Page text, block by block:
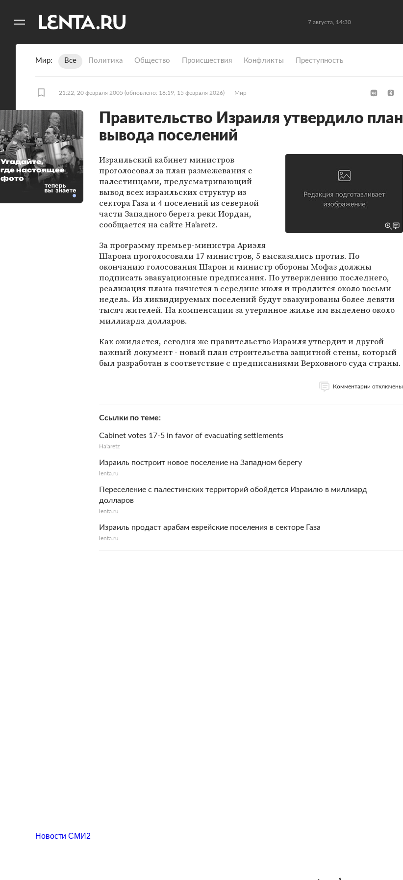
7 августа, 14:30
Мир Все Политика Общество Происшествия Конфликты Преступность
21:22, 20 февраля 2005 (обновлено: 18:19, 15 февраля 2026) Мир
Правительство Израиля утвердило план
вывода поселений
Израильский кабинет министров
проголосовал за план размежевания с
палестинцами, предусматривающий
вывод всех израильских структур из
сектора Газа и 4 поселений из северной
части Западного берега реки Иордан,
сообщается на сайте Ha'aretz.
За программу премьер-министра Ариэля
Шарона проголосовали 17 министров, 5 высказались против. По
окончанию голосования Шарон и министр обороны Мофаз должны
подписать эвакуационные предписания. По утверждению последнего,
реализация плана начнется в середине июля и продлится около восьми
недель. Из ликвидируемых поселений будут эвакуированы более девяти
тысяч жителей. На компенсации за утерянное жилье им выделено около
миллиарда долларов.
Как ожидается, сегодня же правительство Израиля утвердит и другой
важный документ - новый план строительства защитной стены, который
был разработан в соответствие с предписаниями Верховного суда страны.
Комментарии отключены
Ссылки по теме
Cabinet votes 17-5 in favor of evacuating settlements
Ha'aretz
Израиль построит новое поселение на Западном берегу
lenta.ru
Переселение с палестинских территорий обойдется Израилю в миллиард
долларов
lenta.ru
Израиль продаст арабам еврейские поселения в секторе Газа
lenta.ru
Угадайте,
где настоящее
фото
Новости СМИ2